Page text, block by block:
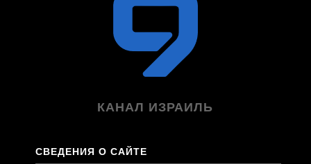
КАНАЛ ИЗРАИЛЬ
СВЕДЕНИЯ О САЙТЕ